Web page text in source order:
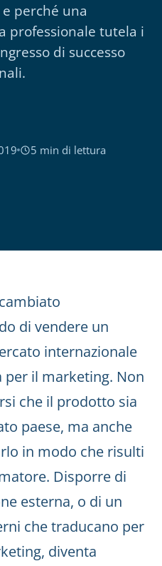
perché una
professionale tutela i
di successo
5 min di lettura
di vendere un
internazionale
il marketing. Non
che il prodotto sia
paese, ma anche
in modo che risulti
Disporre di
esterna, o di un
che traducano per
diventa